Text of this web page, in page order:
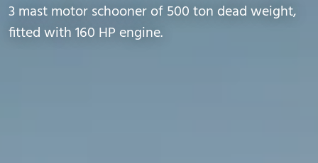
3 mast motor schooner of 500 ton dead weight,
fitted with 160 HP engine.